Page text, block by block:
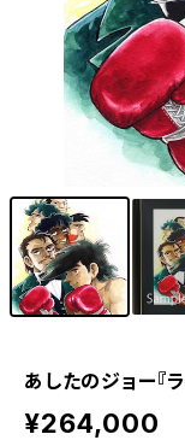
あしたのジョー『
¥264,000